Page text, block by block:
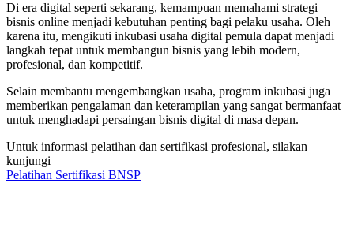
Di era digital seperti sekarang, kemampuan memahami strategi
bisnis online menjadi kebutuhan penting bagi pelaku usaha. Oleh
karena itu, mengikuti inkubasi usaha digital pemula dapat menjadi
langkah tepat untuk membangun bisnis yang lebih modern,
profesional, dan kompetitif.
Selain membantu mengembangkan usaha, program inkubasi juga
memberikan pengalaman dan keterampilan yang sangat bermanfaat
untuk menghadapi persaingan bisnis digital di masa depan.
Untuk informasi pelatihan dan sertifikasi profesional, silakan
kunjungi
Pelatihan Sertifikasi BNSP